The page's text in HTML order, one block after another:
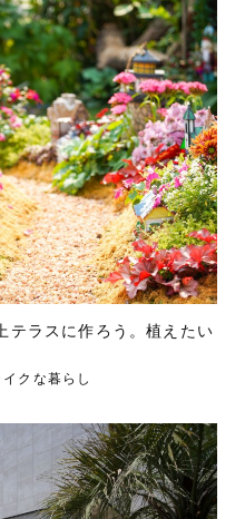
テラスに作ろう。植えたい
クな暮らし